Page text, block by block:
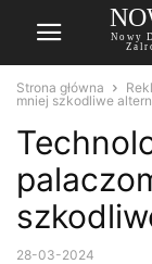
Nowy
Strona główna
mniej szkodliwe
28-03-2024